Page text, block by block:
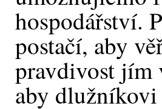
hospodářství.
postačí, aby
pravdivost jím
aby